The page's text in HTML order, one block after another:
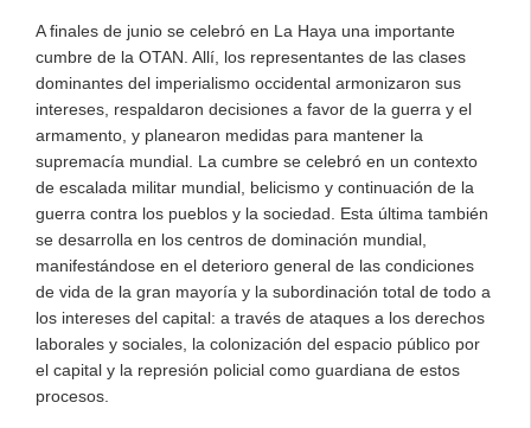
A finales de junio se celebró en La Haya una importante
cumbre de la OTAN. Allí, los representantes de las clases
dominantes del imperialismo occidental armonizaron sus
intereses, respaldaron decisiones a favor de la guerra y el
armamento, y planearon medidas para mantener la
supremacía mundial. La cumbre se celebró en un contexto
de escalada militar mundial, belicismo y continuación de la
guerra contra los pueblos y la sociedad. Esta última también
se desarrolla en los centros de dominación mundial,
manifestándose en el deterioro general de las condiciones
de vida de la gran mayoría y la subordinación total de todo a
los intereses del capital: a través de ataques a los derechos
laborales y sociales, la colonización del espacio público por
el capital y la represión policial como guardiana de estos
procesos.